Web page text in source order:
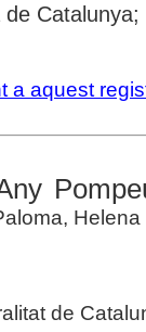
de
a aquest
Helena
de